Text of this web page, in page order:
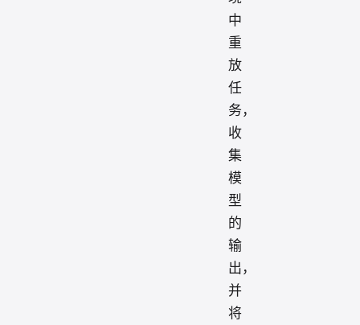
中
重
放
任
务，
收
集
模
型
的
输
出，
并
将